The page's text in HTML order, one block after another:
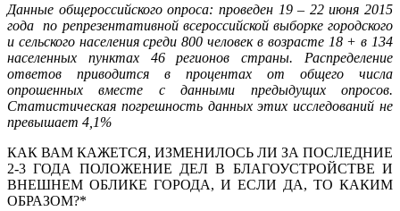
Данные общероссийского опроса: проведен 19 – 22 июня 2015
года по репрезентативной всероссийской выборке городского
и сельского населения среди 800 человек в возрасте 18 + в 134
населенных пунктах 46 регионов страны. Распределение
ответов приводится в процентах от общего числа
опрошенных вместе с данными предыдущих опросов.
Статистическая погрешность данных этих исследований не
превышает 4,1%
КАК ВАМ КАЖЕТСЯ, ИЗМЕНИЛОСЬ ЛИ ЗА ПОСЛЕДНИЕ
2-3 ГОДА ПОЛОЖЕНИЕ ДЕЛ В БЛАГОУСТРОЙСТВЕ И
ВНЕШНЕМ ОБЛИКЕ ГОРОДА, И ЕСЛИ ДА, ТО КАКИМ
ОБРАЗОМ?*